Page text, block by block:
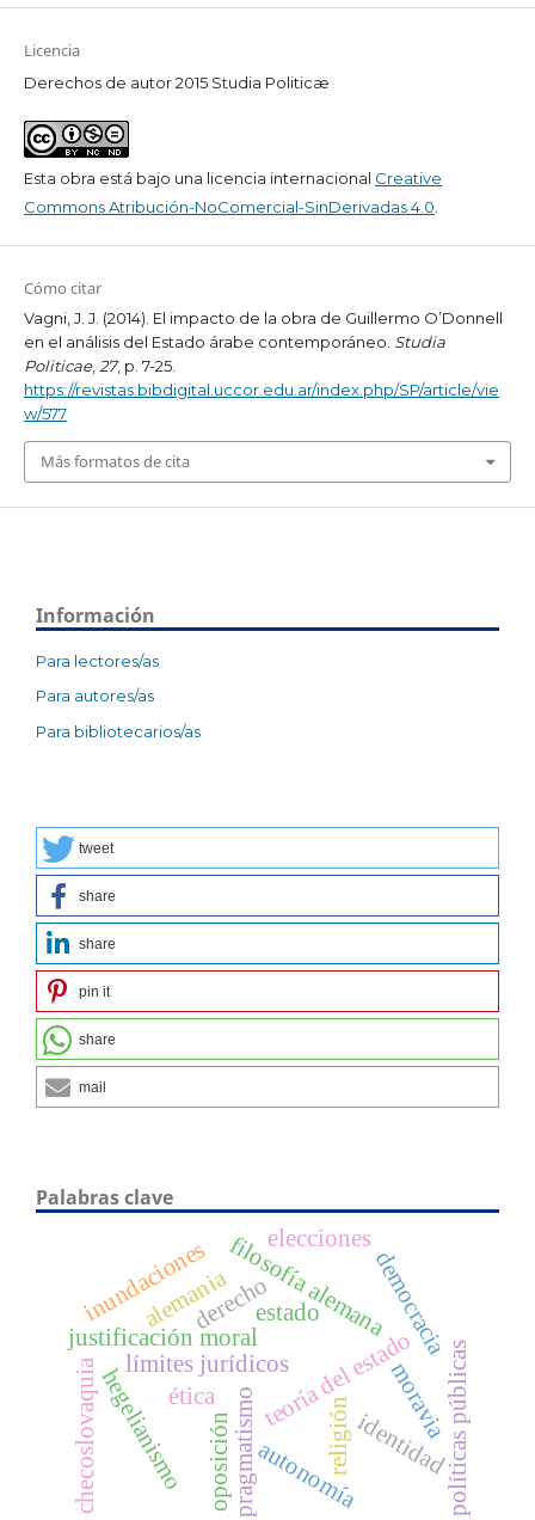
Licencia
Derechos de autor 2015 Studia Politicæ
Esta obra está bajo una licencia internacional Creative
Commons Atribución-NoComercial-SinDerivadas 4.0
Cómo citar
Vagni, J. J. (2014). El impacto de la obra de Guillermo O’Donnell
en el análisis del Estado árabe contemporáneo. Studia
Politicae, 27, p. 7-25.
https://revistas.bibdigital.uccor.edu.ar/index.php/SP/article/vie
w/577
Más formatos de cita
Información
Para lectores/as
Para autores/as
Para bibliotecarios/as
tweet
share
share
pin it
share
mail
Palabras clave
estado
derecho
teoría del estado
límites jurídicos
justificación moral
pragmatismo
filosofía alemana
hegelianismoética religión
democracia
políticas públicas
identidad
inundaciones
moravia
checoslovaquia autonomía
elecciones
oposición
alemania